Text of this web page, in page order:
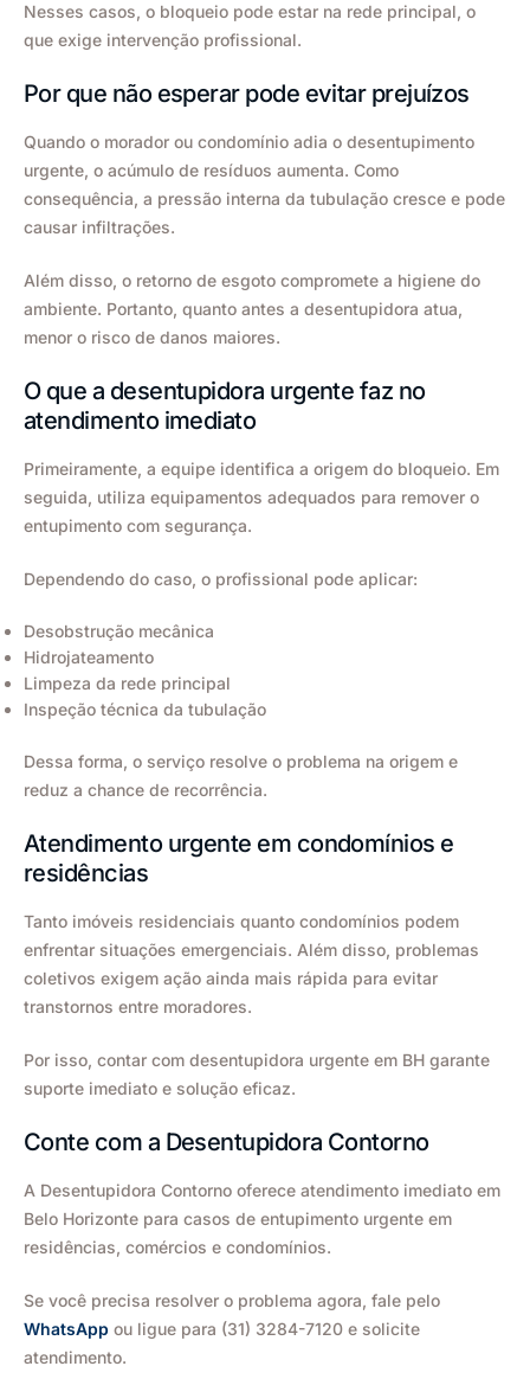
Nesses casos, o bloqueio pode estar na rede principal, o
que exige intervenção profissional.
Por que não esperar pode evitar prejuízos
Quando o morador ou condomínio adia o desentupimento
urgente, o acúmulo de resíduos aumenta. Como
consequência, a pressão interna da tubulação cresce e pode
causar infiltrações.
Além disso, o retorno de esgoto compromete a higiene do
ambiente. Portanto, quanto antes a desentupidora atua,
menor o risco de danos maiores.
O que a desentupidora urgente faz no
atendimento imediato
Primeiramente, a equipe identifica a origem do bloqueio. Em
seguida, utiliza equipamentos adequados para remover o
entupimento com segurança.
Dependendo do caso, o profissional pode aplicar:
Desobstrução mecânica
Hidrojateamento
Limpeza da rede principal
Inspeção técnica da tubulação
Dessa forma, o serviço resolve o problema na origem e
reduz a chance de recorrência.
Atendimento urgente em condomínios e
residências
Tanto imóveis residenciais quanto condomínios podem
enfrentar situações emergenciais. Além disso, problemas
coletivos exigem ação ainda mais rápida para evitar
transtornos entre moradores.
Por isso, contar com desentupidora urgente em BH garante
suporte imediato e solução eficaz.
Conte com a Desentupidora Contorno
A Desentupidora Contorno oferece atendimento imediato em
Belo Horizonte para casos de entupimento urgente em
residências, comércios e condomínios.
Se você precisa resolver o problema agora, fale pelo
WhatsApp ou ligue para (31) 3284-7120 e solicite
atendimento.